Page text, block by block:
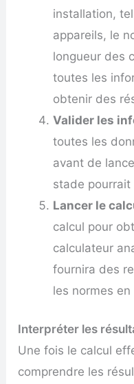
installation,
appareils, le
longueur des
toutes les
obtenir des
Valider les
toutes les
avant de
stade
Lancer le
calcul pour
calculateur
fournira des
les normes en
Interpréter les
Une fois le calcul
comprendre les